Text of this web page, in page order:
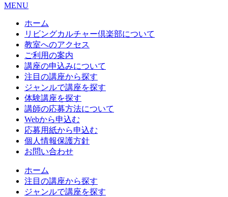
MENU
ホーム
リビングカルチャー倶楽部について
教室へのアクセス
ご利用の案内
講座の申込みについて
注目の講座から探す
ジャンルで講座を探す
体験講座を探す
講師の応募方法について
Webから申込む
応募用紙から申込む
個人情報保護方針
お問い合わせ
ホーム
注目の講座から探す
ジャンルで講座を探す